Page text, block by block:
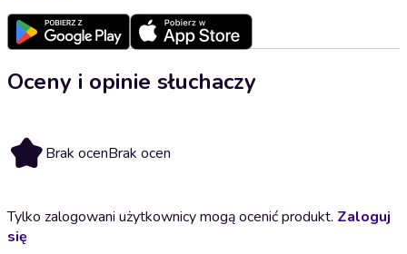
Oceny i opinie słuchaczy
Brak ocenBrak ocen
Tylko zalogowani użytkownicy mogą ocenić produkt. Zaloguj
się